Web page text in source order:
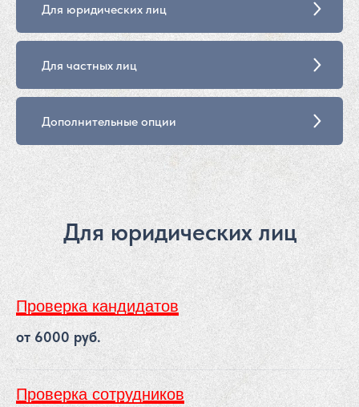
Для юридических лиц
Для частных лиц
Дополнительные опции
Для юридических лиц
Проверка кандидатов
от 6000 руб.
Проверка сотрудников